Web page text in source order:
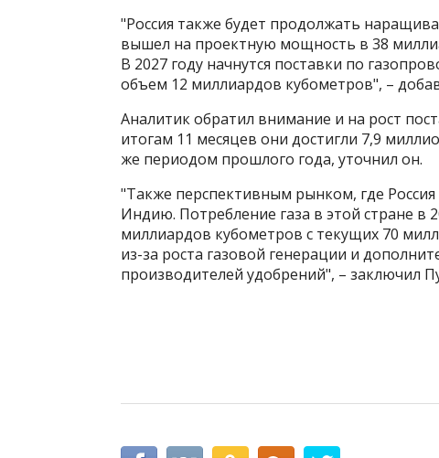
"Россия также будет продолжать
вышел на проектную мощность в 38
В 2027 году начнутся поставки по
объем 12 миллиардов кубометров", –
Аналитик обратил внимание и на рост
итогам 11 месяцев они достигли 7,9
же периодом прошлого года, уточнил он.
"Также перспективным рынком, где
Индию. Потребление газа в этой стране в
миллиардов кубометров с текущих 70
из-за роста газовой генерации и
производителей удобрений", – заключил